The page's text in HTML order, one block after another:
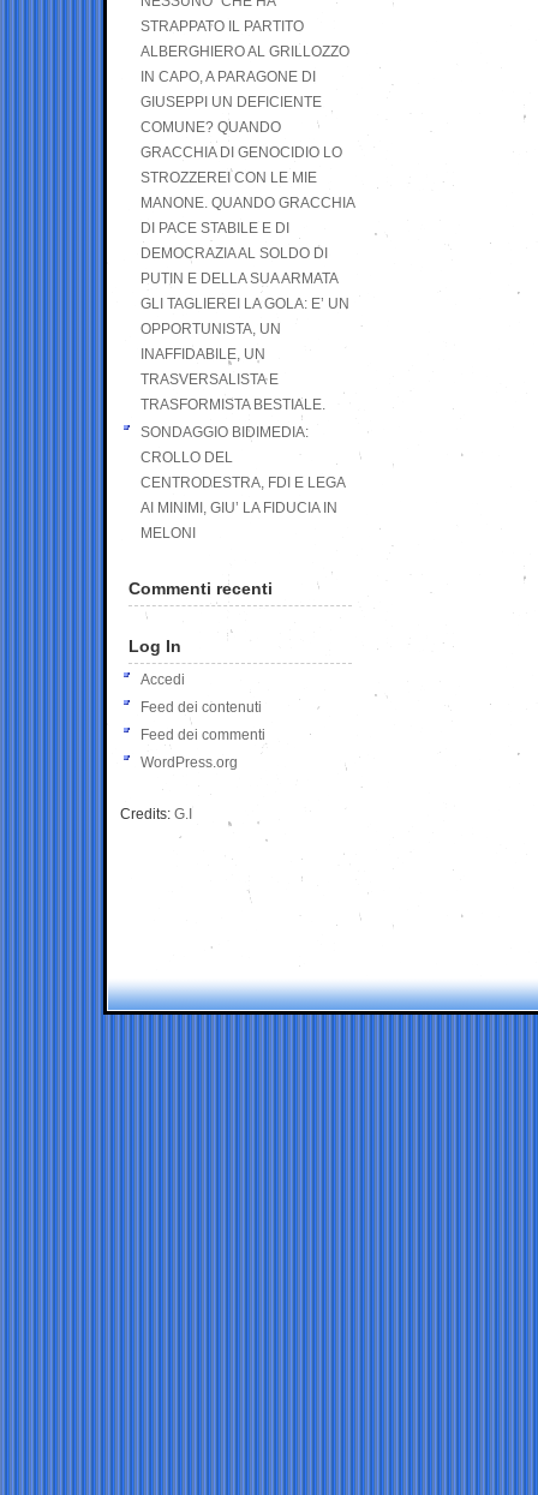
STRAPPATO IL PARTITO
ALBERGHIERO AL GRILLOZZO
IN CAPO, A PARAGONE DI
GIUSEPPI UN DEFICIENTE
COMUNE? QUANDO
GRACCHIA DI GENOCIDIO LO
STROZZEREI CON LE MIE
MANONE. QUANDO GRACCHIA
DI PACE STABILE E DI
DEMOCRAZIA AL SOLDO DI
PUTIN E DELLA SUA ARMATA
GLI TAGLIEREI LA GOLA: E’ UN
OPPORTUNISTA, UN
INAFFIDABILE, UN
TRASVERSALISTA E
TRASFORMISTA BESTIALE.
SONDAGGIO BIDIMEDIA:
CROLLO DEL
CENTRODESTRA, FDI E LEGA
AI MINIMI, GIU’ LA FIDUCIA IN
MELONI
Commenti recenti
Log In
Accedi
Feed dei contenuti
Feed dei commenti
WordPress.org
Credits: G.I